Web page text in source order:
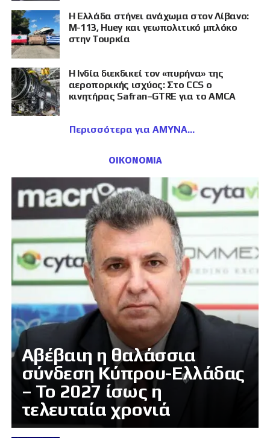
Η Ελλάδα στήνει ανάχωμα στον Λίβανο:
M-113, Huey και γεωπολιτικό μπλόκο
στην Τουρκία
Η Ινδία διεκδικεί τον «πυρήνα» της
αεροπορικής ισχύος: Στο CCS ο
κινητήρας Safran–GTRE για το AMCA
Περισσότερα για ΑΜΥΝΑ
ΟΙΚΟΝΟΜΙΑ
Αβέβαιη η θαλάσσια
σύνδεση Κύπρου-Ελλάδας
– Το 2027 ίσως η
τελευταία χρονιά